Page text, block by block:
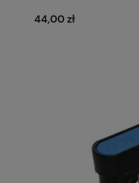
44,00 zł